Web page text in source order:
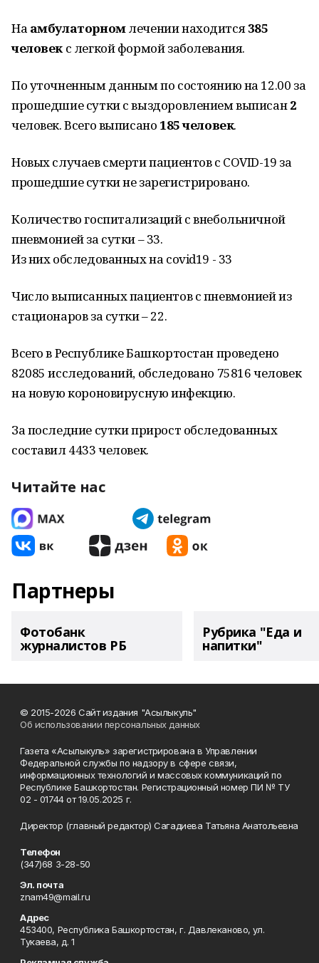
На амбулаторномлечении находится385
человек с легкой формой заболевания.
По уточненным данным по состоянию на 12.00 за
прошедшие сутки с выздоровлением выписан2
человек. Всего выписано 185 человек.
Новых случаев смерти пациентов с COVID-19 за
прошедшие сутки не зарегистрировано.
Количество госпитализаций с внебольничной
пневмонией за сутки – 33.
Из них обследованных на covid19 - 33
Число выписанных пациентов с пневмонией из
стационаров за сутки – 22.
Всего в Республике Башкортостан проведено
82085 исследований, обследовано 75816 человек
на новую короновирусную инфекцию.
За последние сутки прирост обследованных
составил 4433 человек.
Читайте нас
Партнеры
Фотобанк
журналистов РБ
Рубрика "Еда и
напитки"
© 2015-2026 Сайт издания "Асылыкуль"
Об использовании персональных данных
Газета «Асылыкуль» зарегистрирована в Управлении
Федеральной службы по надзору в сфере связи,
информационных технологий и массовых коммуникаций по
Республике Башкортостан. Регистрационный номер ПИ № ТУ
02 - 01744 от 19.05.2025 г.
Директор (главный редактор) Сагадиева Татьяна Анатольевна
Телефон
(347)68 3-28-50
Эл. почта
znam49@mail.ru
Адрес
453400, Республика Башкортостан, г. Давлеканово, ул.
Тукаева, д. 1